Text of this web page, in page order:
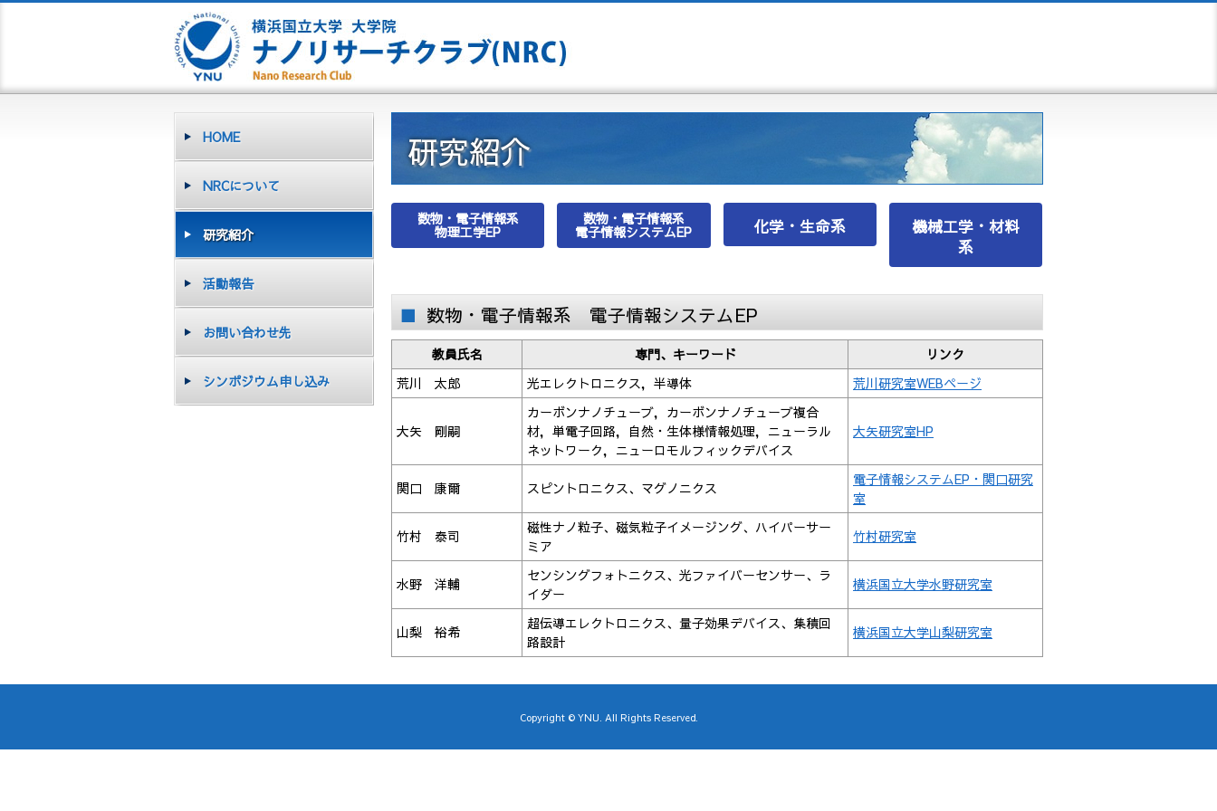
HOME
NRCについて
研究紹介
活動報告
お問い合わせ先
シンポジウム申し込み
研究紹介
数物・電子情報系
物理工学EP
数物・電子情報系
電子情報システムEP 化学・生命系
機械工学・材料
系
数物・電子情報系 電子情報システムEP
教員氏名 専門、キーワード
リンク
荒川 太郎
光エレクトロニクス，半導体 荒川研究室WEBページ
大矢 剛嗣
カーボンナノチューブ，カーボンナノチューブ複合
材，単電子回路，自然・生体様情報処理，ニューラル
ネットワーク，ニューロモルフィックデバイス
大矢研究室HP
関口 康爾 スピントロニクス、マグノニクス
電子情報システムEP・関口研究
室
竹村 泰司
磁性ナノ粒子、磁気粒子イメージング、ハイパーサー
ミア
竹村研究室
水野 洋輔
センシングフォトニクス、光ファイバーセンサー、ラ
イダー
横浜国立大学水野研究室
山梨 裕希
超伝導エレクトロニクス、量子効果デバイス、集積回
路設計
横浜国立大学山梨研究室
Copyright © YNU. All Rights Reserved.